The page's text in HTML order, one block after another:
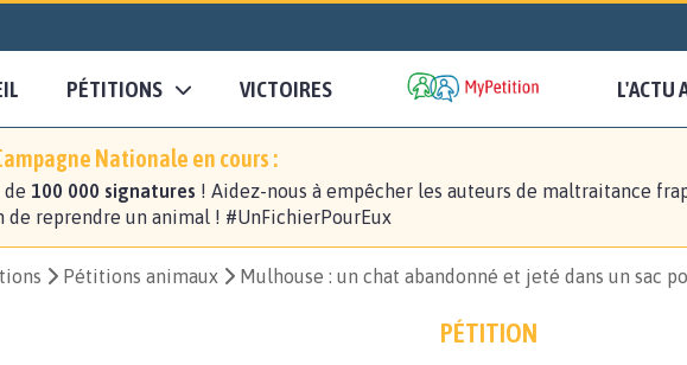
PÉTITIONS VICTOIRES L'ACTU
Nationale en cours :
de 100 000 signatures ! Aidez-nous à empêcher les auteurs de maltraitance
de reprendre un animal ! #UnFichierPourEux
Pétitions animaux Mulhouse : un chat abandonné et jeté dans un sac
PÉTITION